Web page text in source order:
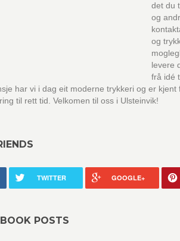
det du
og
og
levere
frå idé
har vi i dag eit moderne trykkeri og er kjent
til rett tid. Velkomen til oss i Ulsteinvik!
TWITTER GOOGLE+
POSTS